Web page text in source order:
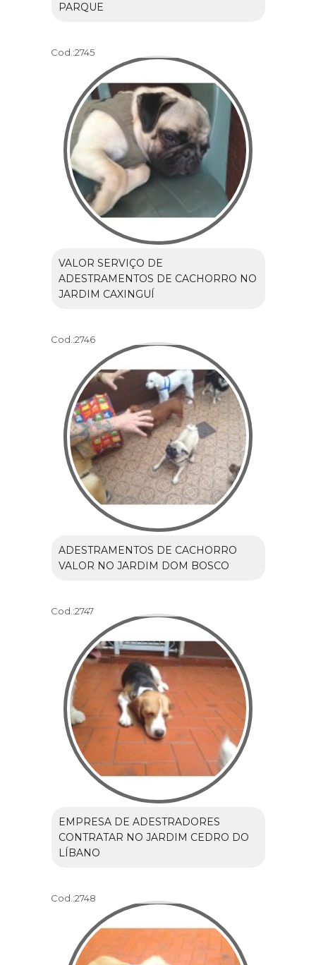
PARQUE
Cod.:2745
VALOR SERVIÇO DE
ADESTRAMENTOS DE CACHORRO NO
JARDIM CAXINGUÍ
Cod.:2746
ADESTRAMENTOS DE CACHORRO
VALOR NO JARDIM DOM BOSCO
Cod.:2747
EMPRESA DE ADESTRADORES
CONTRATAR NO JARDIM CEDRO DO
LÍBANO
Cod.:2748